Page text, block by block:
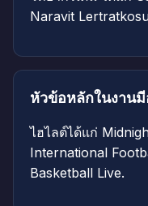
Naravit
หัวข้อหลักในงานมี
ไฮไลต์ได้แก่
International
Basketball Live.